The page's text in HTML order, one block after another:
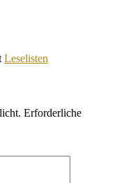
Leselisten
Erforderliche